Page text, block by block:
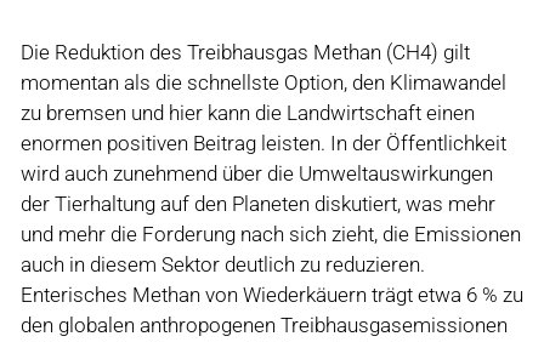
Die Reduktion des Treibhausgas Methan (CH4) gilt
momentan als die schnellste Option, den Klimawandel
zu bremsen und hier kann die Landwirtschaft einen
enormen positiven Beitrag leisten. In der Öffentlichkeit
wird auch zunehmend über die Umweltauswirkungen
der Tierhaltung auf den Planeten diskutiert, was mehr
und mehr die Forderung nach sich zieht, die Emissionen
auch in diesem Sektor deutlich zu reduzieren.
Enterisches Methan von Wiederkäuern trägt etwa 6 % zu
den globalen anthropogenen Treibhausgasemissionen